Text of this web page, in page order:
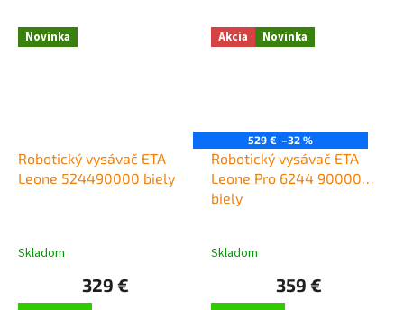
kedykoľvek...
až 120
Novinka
Robotický vysávač ETA
Leone 524490000 biely
Skladom
329 €
Akcia Novinka
529 € –32 %
Robotický vysávač ETA
Leone Pro 6244 90000
biely
Skladom
359 €